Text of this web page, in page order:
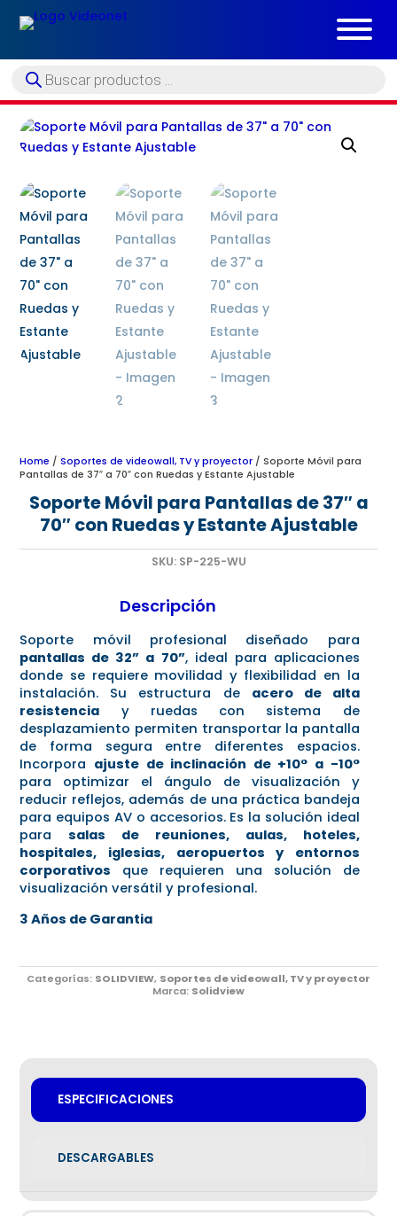
Búsqueda
de
Home /Soportes de videowall, TV y proyector / Soporte Móvil para
Pantallas de 37″ a 70″ con Ruedas y Estante Ajustable
Soporte Móvil para Pantallas de 37″ a
70″ con Ruedas y Estante Ajustable
SKU: SP-225-WU
Descripción
Soporte móvil profesional diseñado para
pantallas de 32” a 70”, ideal para aplicaciones
donde se requiere movilidad y flexibilidad en la
instalación. Su estructura de acero de alta
resistencia y ruedas con sistema de
desplazamiento permiten transportar la pantalla
de forma segura entre diferentes espacios.
Incorpora ajuste de inclinación de +10° a -10°
para optimizar el ángulo de visualización y
reducir reflejos, además de una práctica bandeja
para equipos AV o accesorios. Es la solución ideal
parasalas de reuniones, aulas, hoteles,
hospitales, iglesias, aeropuertos y entornos
corporativos que requieren una solución de
visualización versátil y profesional.
3 Años de Garantia
Categorías: SOLIDVIEW, Soportes de videowall, TV y proyector
Marca: Solidview
ESPECIFICACIONES
DESCARGABLES